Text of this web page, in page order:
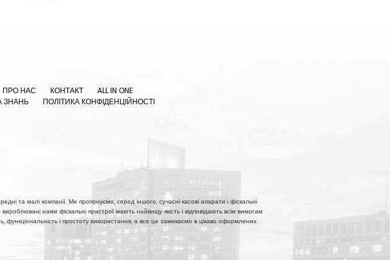
ПРО НАС КОНТАКТ
ALL IN ONE
ЗНАНЬ ПОЛІТИКА КОНФІДЕНЦІЙНОСТІ
та малі компанії. Ми пропонуємо, серед іншого, сучасні касові апарати і фіскальні
нами фіскальні пристрої мають найвищу якість і відповідають всім вимогам
функціональність і простоту використання, а все це замикаємо в цікаво оформлених